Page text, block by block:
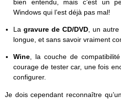
bien entendu, mais c’est un
Windows qui l’est déjà pas mal!
La gravure de CD/DVD, un autre
longue, et sans savoir vraiment
Wine, la couche de
courage de tester car, une fois
configurer.
Je dois cependant reconnaître